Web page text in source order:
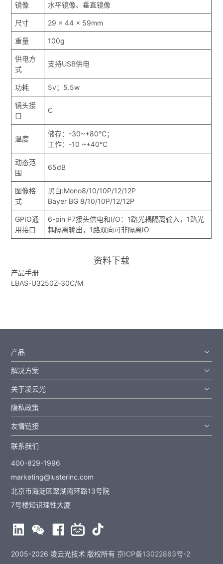
镜像 水平镜像、垂直镜像
尺寸 29 x 44 x 59mm
重量 100g
供电方
式
支持USB供电
功耗 5v；5.5w
镜头接
口
C
温度
储存：-30~+80℃；
工作：-10 ~+40℃
动态范
围
65dB
图像格
式
黑白:Mono8/10/10P/12/12P
Bayer BG 8/10/10P/12/12P
GPIO通
用接口
6-pin P7接头供电和I/O：1路光耦隔离输入，1路光
耦隔离输出，1路双向可非隔离IO
资料下载
产品手册
LBAS-U3250Z-30C/M
产品
解决方案
关于凌云光
隐私政策
友情链接
联系我们
400-829-1996
marketing@lusterinc.com
北京市海淀区翠湖南环路13号院
7号楼知识理性大厦
2005-2026 凌云光技术 版权所有 京ICP备13022863号-2